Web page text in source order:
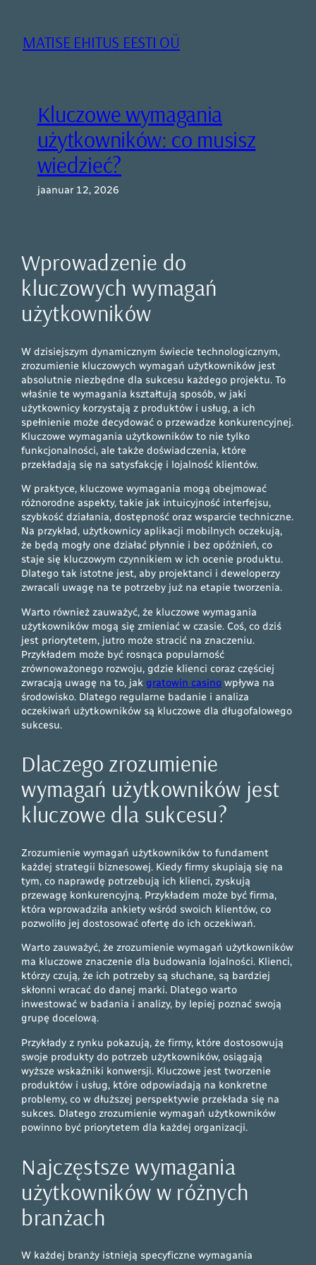
juurdeMATISE EHITUS EESTI OÜ
Kluczowe wymagania
użytkowników: co musisz
wiedzieć?
jaanuar 12, 2026
Wprowadzenie do
kluczowych wymagań
użytkowników
W dzisiejszym dynamicznym świecie technologicznym,
zrozumienie kluczowych wymagań użytkowników jest
absolutnie niezbędne dla sukcesu każdego projektu. To
właśnie te wymagania kształtują sposób, w jaki
użytkownicy korzystają z produktów i usług, a ich
spełnienie może decydować o przewadze konkurencyjnej.
Kluczowe wymagania użytkowników to nie tylko
funkcjonalności, ale także doświadczenia, które
przekładają się na satysfakcję i lojalność klientów.
W praktyce, kluczowe wymagania mogą obejmować
różnorodne aspekty, takie jak intuicyjność interfejsu,
szybkość działania, dostępność oraz wsparcie techniczne.
Na przykład, użytkownicy aplikacji mobilnych oczekują,
że będą mogły one działać płynnie i bez opóźnień, co
staje się kluczowym czynnikiem w ich ocenie produktu.
Dlatego tak istotne jest, aby projektanci i deweloperzy
zwracali uwagę na te potrzeby już na etapie tworzenia.
Warto również zauważyć, że kluczowe wymagania
użytkowników mogą się zmieniać w czasie. Coś, co dziś
jest priorytetem, jutro może stracić na znaczeniu.
Przykładem może być rosnąca popularność
zrównoważonego rozwoju, gdzie klienci coraz częściej
zwracają uwagę na to, jakgratowin casino wpływa na
środowisko. Dlatego regularne badanie i analiza
oczekiwań użytkowników są kluczowe dla długofalowego
sukcesu.
Dlaczego zrozumienie
wymagań użytkowników jest
kluczowe dla sukcesu?
Zrozumienie wymagań użytkowników to fundament
każdej strategii biznesowej. Kiedy firmy skupiają się na
tym, co naprawdę potrzebują ich klienci, zyskują
przewagę konkurencyjną. Przykładem może być firma,
która wprowadziła ankiety wśród swoich klientów, co
pozwoliło jej dostosować ofertę do ich oczekiwań.
Warto zauważyć, że zrozumienie wymagań użytkowników
ma kluczowe znaczenie dla budowania lojalności. Klienci,
którzy czują, że ich potrzeby są słuchane, są bardziej
skłonni wracać do danej marki. Dlatego warto
inwestować w badania i analizy, by lepiej poznać swoją
grupę docelową.
Przykłady z rynku pokazują, że firmy, które dostosowują
swoje produkty do potrzeb użytkowników, osiągają
wyższe wskaźniki konwersji. Kluczowe jest tworzenie
produktów i usług, które odpowiadają na konkretne
problemy, co w dłuższej perspektywie przekłada się na
sukces. Dlatego zrozumienie wymagań użytkowników
powinno być priorytetem dla każdej organizacji.
Najczęstsze wymagania
użytkowników w różnych
branżach
W każdej branży istnieją specyficzne wymagania